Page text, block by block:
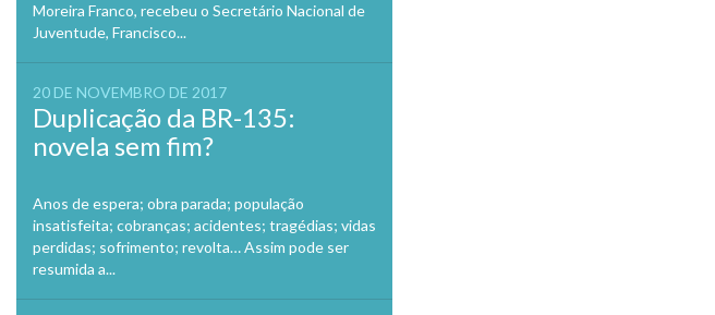
Moreira Franco, recebeu o Secretário Nacional de
Juventude, Francisco...
20 DE NOVEMBRO DE 2017
Duplicação da BR-135:
novela sem fim?
Anos de espera; obra parada; população
insatisfeita; cobranças; acidentes; tragédias; vidas
perdidas; sofrimento; revolta… Assim pode ser
resumida a...